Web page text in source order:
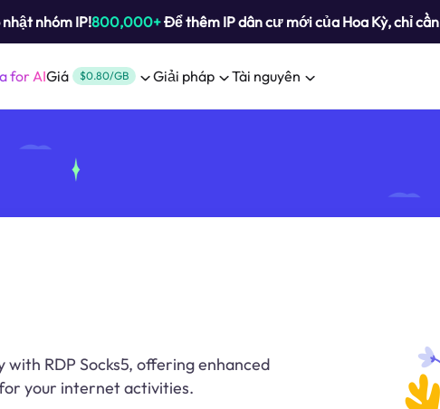
nhóm IP!800,000+Để thêm IP dân cư mới của Hoa Kỳ, chỉ cần
for AIGiá $0.80/GB Giải pháp Tài nguyên
RDP Socks5, offering enhanced
your internet activities.